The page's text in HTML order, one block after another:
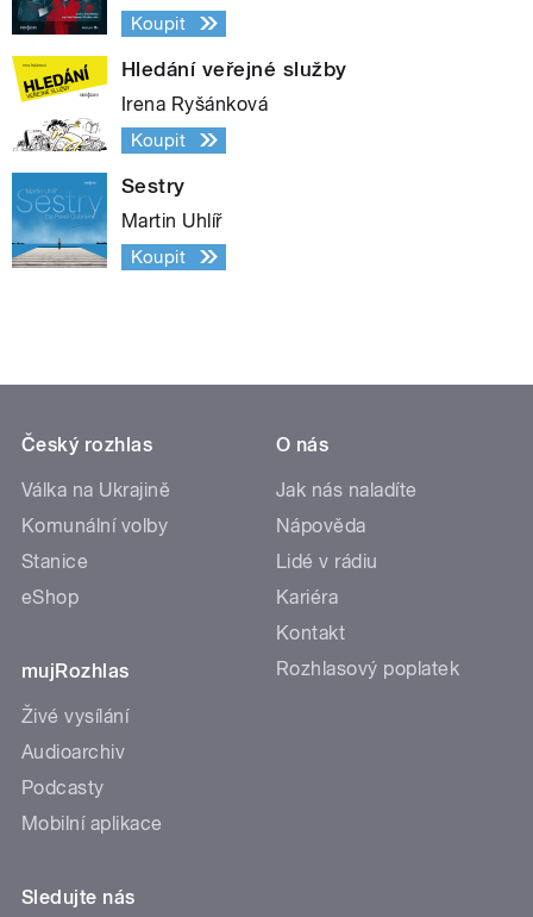
Koupit
Hledání veřejné služby
Irena Ryšánková
Koupit
Sestry
Martin Uhlíř
Koupit
Český rozhlas
Válka na Ukrajině
Komunální volby
Stanice
eShop
mujRozhlas
Živé vysílání
Audioarchiv
Podcasty
Mobilní aplikace
O nás
Jak nás naladíte
Nápověda
Lidé v rádiu
Kariéra
Kontakt
Rozhlasový poplatek
Sledujte nás